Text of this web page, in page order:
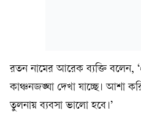
রতন নামের আরেক ব্যক্তি বলেন,
কাঞ্চনজঙ্ঘা দেখা যাচ্ছে। আশা
তুলনায় ব্যবসা ভালো হবে।’